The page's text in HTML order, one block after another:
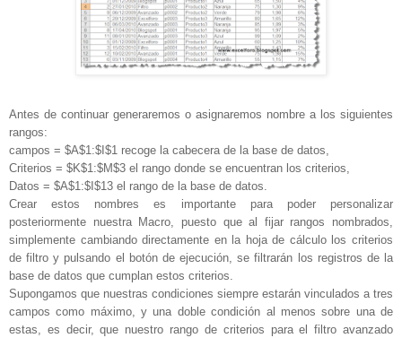
Antes de continuar generaremos o asignaremos nombre a los siguientes
rangos:
campos = $A$1:$I$1 recoge la cabecera de la base de datos,
Criterios = $K$1:$M$3 el rango donde se encuentran los criterios,
Datos = $A$1:$I$13 el rango de la base de datos.
Crear estos nombres es importante para poder personalizar
posteriormente nuestra Macro, puesto que al fijar rangos nombrados,
simplemente cambiando directamente en la hoja de cálculo los criterios
de filtro y pulsando el botón de ejecución, se filtrarán los registros de la
base de datos que cumplan estos criterios.
Supongamos que nuestras condiciones siempre estarán vinculados a tres
campos como máximo, y una doble condición al menos sobre una de
estas, es decir, que nuestro rango de criterios para el filtro avanzado